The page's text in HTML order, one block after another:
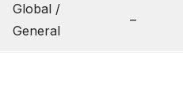
Global /
General
–